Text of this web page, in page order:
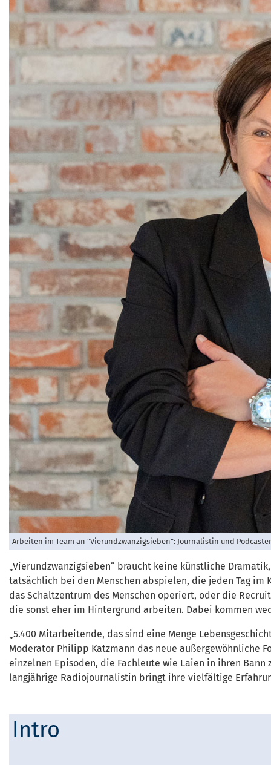
Arbeiten im Team an "Vierundzwanzigsieben": Journalistin und
„Vierundzwanzigsieben“ braucht keine künstliche
tatsächlich bei den Menschen abspielen, die jeden Tag im
das Schaltzentrum des Menschen operiert, oder die
die sonst eher im Hintergrund arbeiten. Dabei kommen
„5.400 Mitarbeitende, das sind eine Menge
Moderator Philipp Katzmann das neue außergewöhnliche
einzelnen Episoden, die Fachleute wie Laien in ihren
langjährige Radiojournalistin bringt ihre vielfältige
Intro